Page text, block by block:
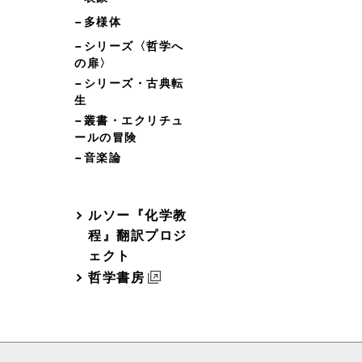
−多様体
−シリーズ〈哲学へ
の扉〉
−シリーズ・古典転
生
−叢書・エクリチュ
ールの冒険
−音楽論
ルソー『化学教
程』翻訳プロジ
ェクト
哲学書房